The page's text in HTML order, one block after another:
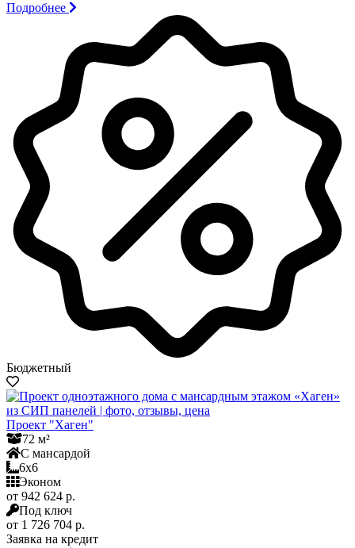
Подробнее
Бюджетный
Проект "Хаген"
72 м²
С мансардой
6x6
Эконом
от 942 624 р.
Под ключ
от 1 726 704 р.
Заявка на кредит